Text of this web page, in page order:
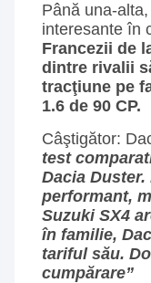
Până una-
interesante în
Francezii de
dintre rivalii
tracţiune pe
1.6 de 90 CP.
Câştigător:
test
Dacia
performant,
Suzuki SX4
în familie,
tariful său.
cumpărare”